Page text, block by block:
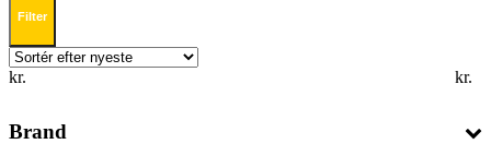
Filter
kr. kr.
Brand